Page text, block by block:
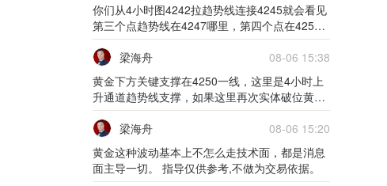
01月21日0121外汇
01月20日0120外汇
5m
01月19日0119外汇
5m
你们从4小时图4242拉趋势线连接4245就会看见
第三个点趋势线在4247哪里，第四个点在4250
哪里，所有为什么前面在黄金下跌4247上涨
4268，和下跌4250上涨4264就是这样分析。 指
导仅供参考,不做为交易依据。
梁海舟
08-06 15:38
黄金下方关键支撑在4250一线，这里是4小时上
升通道趋势线支撑，如果这里再次实体破位黄金
预计会深度回踩。 指导仅供参考,不做为交易依
据。 梁海舟
08-06 15:20
黄金这种波动基本上不怎么走技术面，都是消息
面主导一切。 指导仅供参考,不做为交易依据。